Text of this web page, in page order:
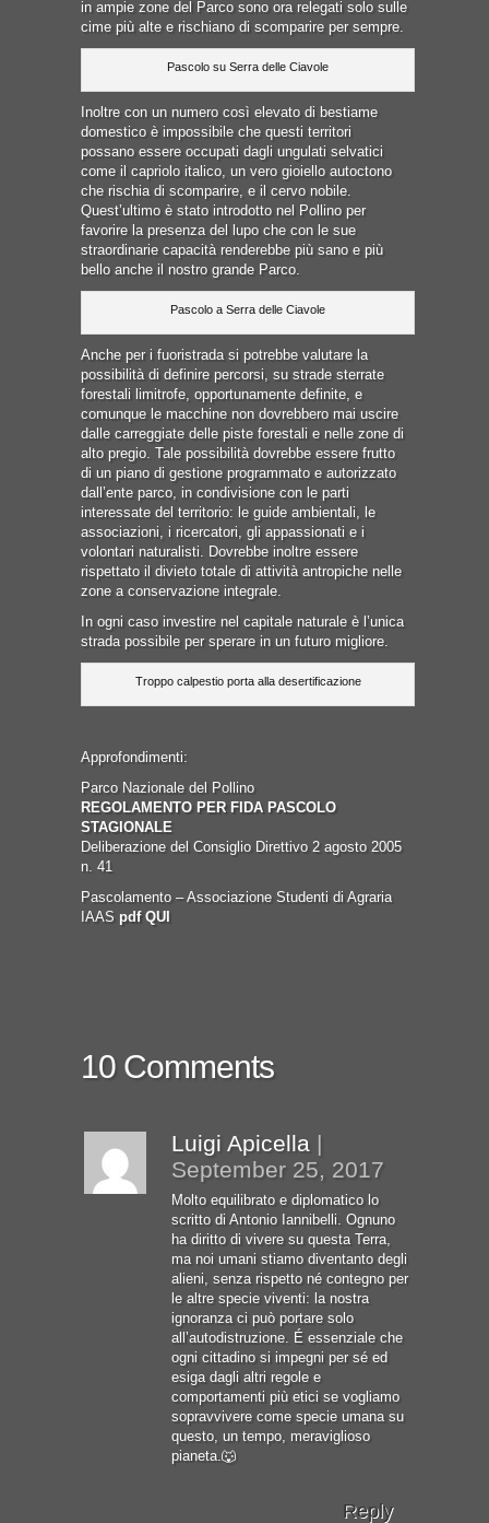
in ampie zone del Parco sono ora relegati solo sulle
cime più alte e rischiano di scomparire per sempre.
Pascolo su Serra delle Ciavole
Inoltre con un numero così elevato di bestiame
domestico è impossibile che questi territori
possano essere occupati dagli ungulati selvatici
come il capriolo italico, un vero gioiello autoctono
che rischia di scomparire, e il cervo nobile.
Quest’ultimo è stato introdotto nel Pollino per
favorire la presenza del lupo che con le sue
straordinarie capacità renderebbe più sano e più
bello anche il nostro grande Parco.
Pascolo a Serra delle Ciavole
Anche per i fuoristrada si potrebbe valutare la
possibilità di definire percorsi, su strade sterrate
forestali limitrofe, opportunamente definite, e
comunque le macchine non dovrebbero mai uscire
dalle carreggiate delle piste forestali e nelle zone di
alto pregio. Tale possibilità dovrebbe essere frutto
di un piano di gestione programmato e autorizzato
dall’ente parco, in condivisione con le parti
interessate del territorio: le guide ambientali, le
associazioni, i ricercatori, gli appassionati e i
volontari naturalisti. Dovrebbe inoltre essere
rispettato il divieto totale di attività antropiche nelle
zone a conservazione integrale.
In ogni caso investire nel capitale naturale è l’unica
strada possibile per sperare in un futuro migliore.
Troppo calpestio porta alla desertificazione
Approfondimenti:
Parco Nazionale del Pollino
REGOLAMENTO PER FIDA PASCOLO
STAGIONALE
Deliberazione del Consiglio Direttivo 2 agosto 2005
n. 41
Pascolamento – Associazione Studenti di Agraria
IAAS pdf QUI
10 Comments
Luigi Apicella |
September 25, 2017
Molto equilibrato e diplomatico lo
scritto di Antonio Iannibelli. Ognuno
ha diritto di vivere su questa Terra,
ma noi umani stiamo diventanto degli
alieni, senza rispetto né contegno per
le altre specie viventi: la nostra
ignoranza ci può portare solo
all’autodistruzione. É essenziale che
ogni cittadino si impegni per sé ed
esiga dagli altri regole e
comportamenti più etici se vogliamo
sopravvivere come specie umana su
questo, un tempo, meraviglioso
pianeta.🐺
Reply